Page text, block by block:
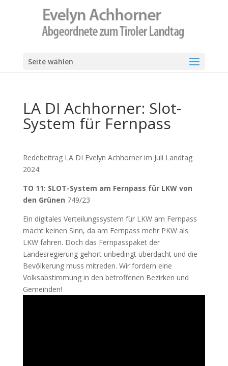
Seite wählen
LA DI Achhorner: Slot-
System für Fernpass
Redebeitrag LA DI Evelyn Achhorner im Juli Landtag
2024:
TO 11: SLOT-System am Fernpass für LKW von
den Grünen 749/23
Ein digitales Verteilungssystem für LKW am Fernpass
macht keinen Sinn, da am Fernpass mehr PKW als
LKW fahren. Doch das Fernpasspaket der
Landesregierung gehört unbedingt überdacht und die
Bevölkerung muss mitreden. Wir fordern eine
Volksabstimmung in den betroffenen Bezirken und
Gemeinden!